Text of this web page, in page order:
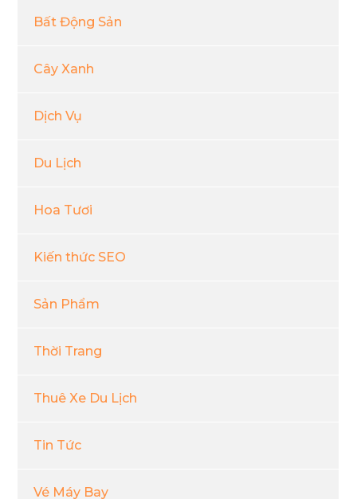
Bất Động Sản
Cây Xanh
Dịch Vụ
Du Lịch
Hoa Tươi
Kiến thức SEO
Sản Phẩm
Thời Trang
Thuê Xe Du Lịch
Tin Tức
Vé Máy Bay